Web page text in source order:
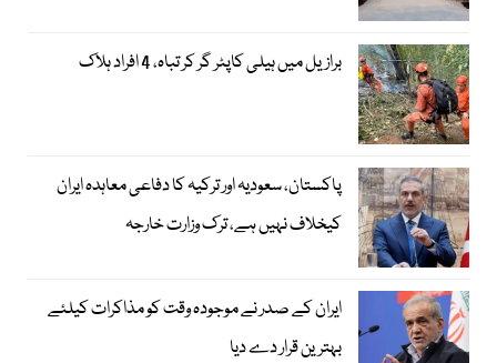
برازیل میں ہیلی کاپٹر گر کر تباہ، 4 افراد ہلاک
پاکستان، سعودیہ اور ترکیہ کا دفاعی معاہدہ ایران
کیخلاف نہیں ہے، ترک وزارت خارجہ
ایران کے صدر نے موجودہ وقت کو مذاکرات کیلئے
بہترین قرار دے دیا